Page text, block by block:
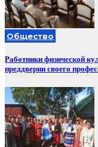
Общество
Работники физической
преддверии своего